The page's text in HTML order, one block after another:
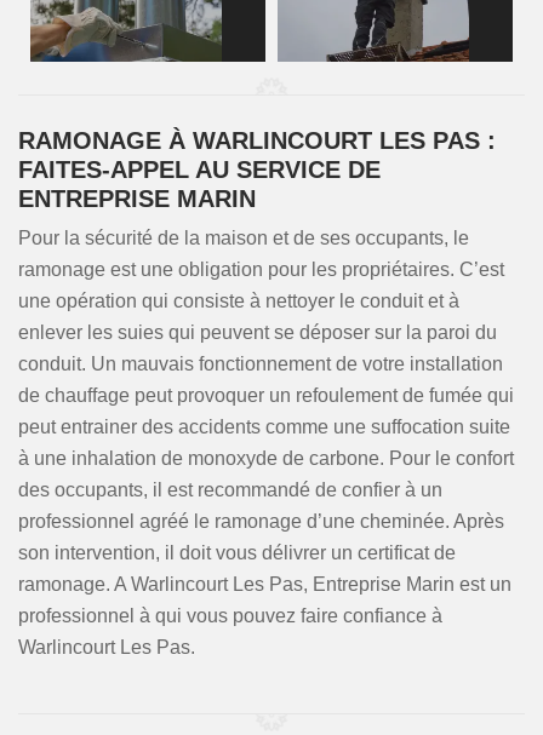
RAMONAGE À WARLINCOURT LES PAS :
FAITES-APPEL AU SERVICE DE
ENTREPRISE MARIN
Pour la sécurité de la maison et de ses occupants, le
ramonage est une obligation pour les propriétaires. C’est
une opération qui consiste à nettoyer le conduit et à
enlever les suies qui peuvent se déposer sur la paroi du
conduit. Un mauvais fonctionnement de votre installation
de chauffage peut provoquer un refoulement de fumée qui
peut entrainer des accidents comme une suffocation suite
à une inhalation de monoxyde de carbone. Pour le confort
des occupants, il est recommandé de confier à un
professionnel agréé le ramonage d’une cheminée. Après
son intervention, il doit vous délivrer un certificat de
ramonage. A Warlincourt Les Pas, Entreprise Marin est un
professionnel à qui vous pouvez faire confiance à
Warlincourt Les Pas.